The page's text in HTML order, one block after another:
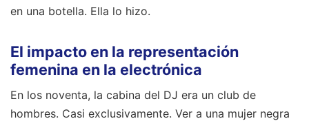
en una botella. Ella lo hizo.
El impacto en la representación
femenina en la electrónica
En los noventa, la cabina del DJ era un club de
hombres. Casi exclusivamente. Ver a una mujer negra